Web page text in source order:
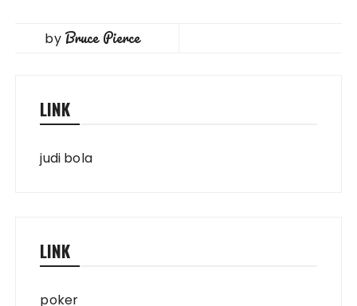
byBruce Pierce
LINK
judi bola
LINK
poker